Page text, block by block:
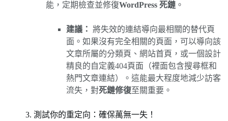
能，定期檢查並修復WordPress 死鏈 。
建議： 將失效的連結導向最相關的替代頁
面。如果沒有完全相關的頁面，可以導向該
文章所屬的分類頁、網站首頁，或一個設計
精良的自定義404頁面（裡面包含搜尋框和
熱門文章連結）。這能最大程度地減少訪客
流失，對死鏈修復至關重要。
3. 測試你的重定向：確保萬無一失！